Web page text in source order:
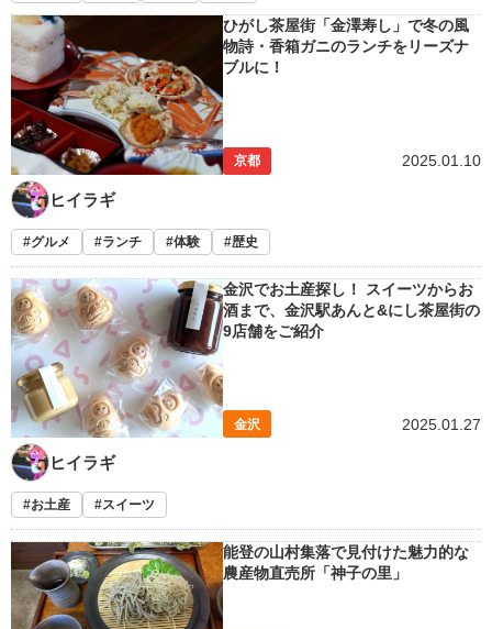
ひがし茶屋街「金澤寿し」で冬の風
物詩・香箱ガニのランチをリーズナ
ブルに！
京都 2025.01.10
ヒイラギ
グルメ ランチ 体験 歴史
金沢でお土産探し！ スイーツからお
酒まで、金沢駅あんと&にし茶屋街の
9店舗をご紹介
金沢 2025.01.27
ヒイラギ
お土産 スイーツ
能登の山村集落で見付けた魅力的な
農産物直売所「神子の里」